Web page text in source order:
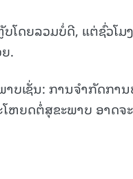
ດຍລວມບໍ່ດີ, ແຕ່ຊົ່ວໂມງ
.
ບເຊັ່ນ: ການຈຳກັດກາ
ຫຍດຕໍ່ສຸຂະພາບ ອາດຈະ